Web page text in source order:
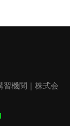
機関｜株式会